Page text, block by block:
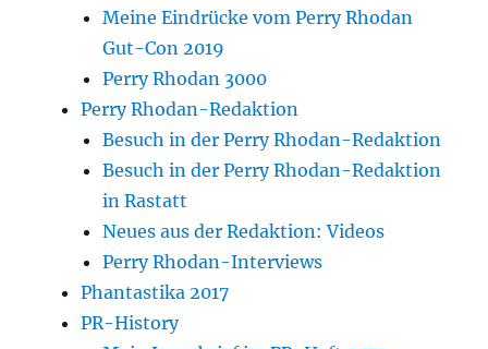
Meine Eindrücke vom Perry Rhodan
Gut-Con 2019
Perry Rhodan 3000
Perry Rhodan-Redaktion
Besuch in der Perry Rhodan-Redaktion
Besuch in der Perry Rhodan-Redaktion
in Rastatt
Neues aus der Redaktion: Videos
Perry Rhodan-Interviews
Phantastika 2017
PR-History